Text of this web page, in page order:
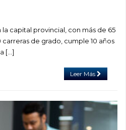
capital provincial, con más de 65
de grado, cumple 10 años
[…]
Leer Más